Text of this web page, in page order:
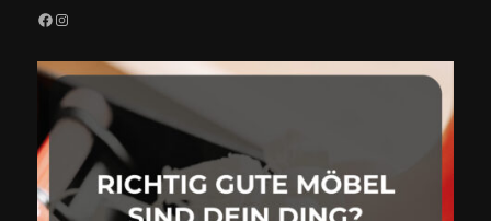
Facebook
Instagram